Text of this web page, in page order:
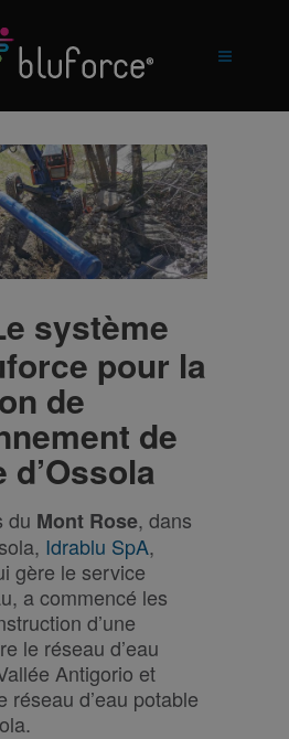
système
pour la
de
de
d’Ossola
du Mont Rose, dans
Idrablu SpA,
gère le service
a commencé les
d’une
le réseau d’eau
Antigorio et
réseau d’eau potable